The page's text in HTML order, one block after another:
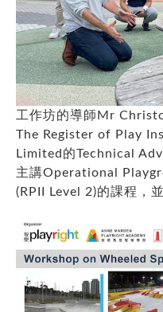
工作坊的導師Mr
The Register of Play
Limited的Technical
主講Operational
(RPII Level 2)的課程，